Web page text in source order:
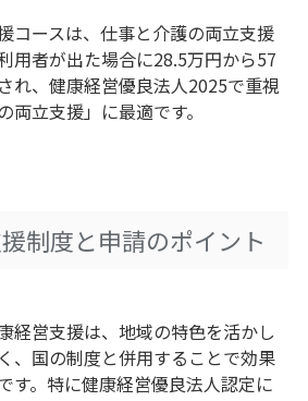
コースは、仕事と介護の両立支援
用者が出た場合に28.5万円から57
れ、健康経営優良法人2025で重視
両立支援」に最適です。
制度と申請のポイント
経営支援は、地域の特色を活かし
、国の制度と併用することで効果
す。特に健康経営優良法人認定に